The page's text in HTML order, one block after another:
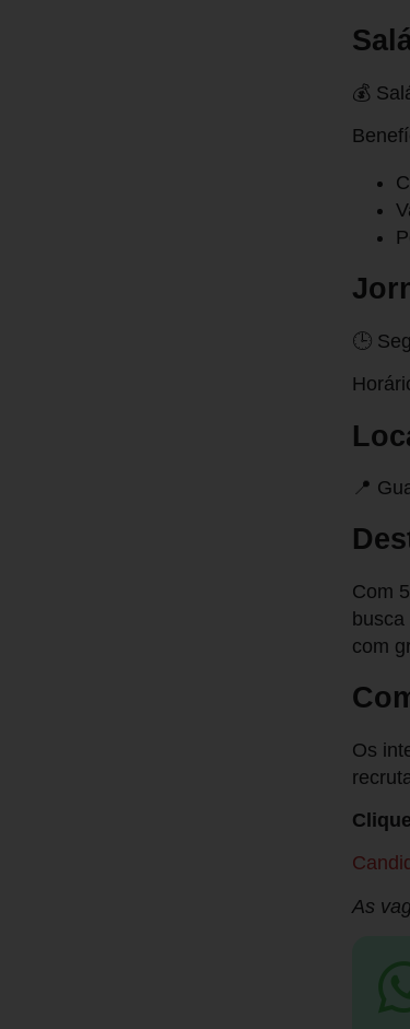
💰
🕒
📍
Com
com
Os
As